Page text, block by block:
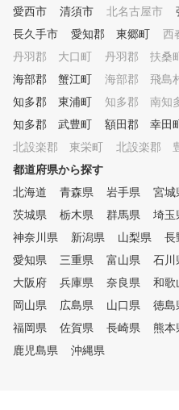
愛西市
清須市 北名古屋市
長久手市
愛知郡 東郷町
西
丹羽郡 大口町
丹羽郡 扶桑
海部郡 蟹江町
海部郡 飛島
知多郡 東浦町
知多郡 南知
知多郡 武豊町
額田郡 幸田
北設楽郡 東栄町
北設楽郡
都道府県から探す
北海道
青森県 岩手県 宮城
茨城県
栃木県 群馬県 埼玉
神奈川県
新潟県 山梨県 長
愛知県
三重県 富山県 石川
大阪府
兵庫県 奈良県 和歌
岡山県
広島県 山口県 徳島
福岡県
佐賀県 長崎県 熊本
鹿児島県
沖縄県